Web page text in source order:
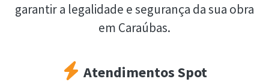
garantir a legalidade e segurança da sua obra
em Caraúbas.
Atendimentos Spot